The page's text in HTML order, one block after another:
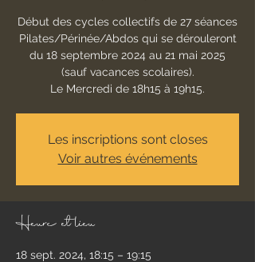
Début des cycles collectifs de 27 séances
Pilates/Périnée/Abdos qui se dérouleront
du 18 septembre 2024 au 21 mai 2025
(sauf vacances scolaires).
Le Mercredi de 18h15 à 19h15.
Les inscriptions sont closes
Voir autres événements
Heure et lieu
18 sept. 2024, 18:15 – 19:15